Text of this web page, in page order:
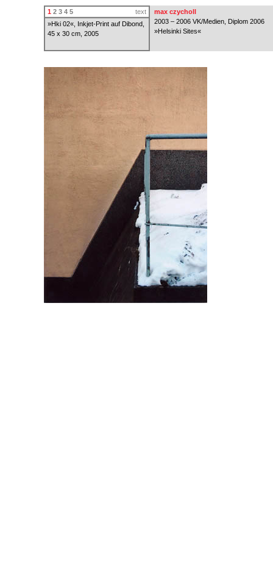
1 2 3 4 5
text
»Hki 02«, Inkjet-Print auf Dibond,
45 x 30 cm, 2005
max czycholl
2003 – 2006 VK/Medien, Diplom 2006
»Helsinki Sites«